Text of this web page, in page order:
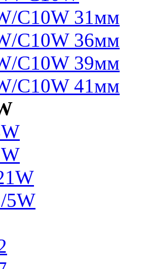
C10W 31мм
C10W 36мм
C10W 39мм
C10W 41мм
5W